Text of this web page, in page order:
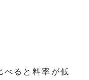
べると料率が低